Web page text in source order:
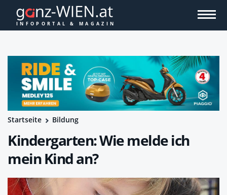
Startseite Bildung
Kindergarten: Wie melde ich
mein Kind an?